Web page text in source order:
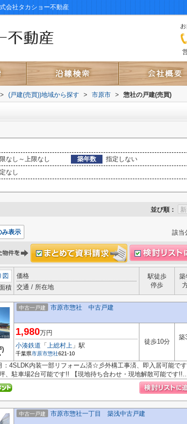
会社タカショー不動産
> (戸建(売買))地域から探す > 市原市 > 惣社の戸建(売買)
なし～上限なし 築年数
指定しない
なし
並び順：
み表示 該当
図
積
価格
交通 / 所在地
駅徒歩
停歩
築
)
中古一戸建 市原市惣社 中古戸建
1,980万円
小湊鉄道 「 上総村上 」駅
千葉県市原市惣社621-10
徒歩10分
築
：4SLDK内装一部リフォーム済☆彡外構工事済、即入居可能で
、駐車場2台可能です!! 【現地待ち合わせ・現地解散可能です
中古一戸建 市原市惣社一丁目 築浅中古戸建